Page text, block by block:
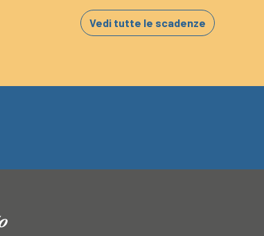
Vedi tutte le scadenze